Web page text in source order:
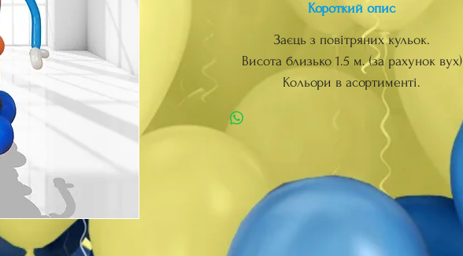
Короткий опис
Заєць з повітряних кульок.
Висота близько 1.5 м. (за рахунок вух)
Кольори в асортименті.